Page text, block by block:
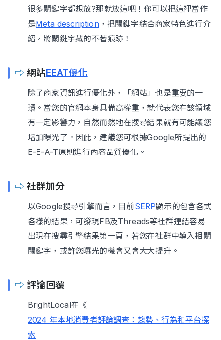
很多關鍵字都想放?那就放這吧！你可以把這裡當作
是Meta description，把關鍵字結合商家特色進行介
紹，將關鍵字藏的不著痕跡！
⇨網站EEAT優化
除了商家資訊進行優化外，「網站」也是重要的一
環。當您的官網本身具備高權重，就代表您在該領域
有一定影響力，自然而然地在搜尋結果就有可能讓您
增加曝光了。因此，建議您可根據Google所提出的
E-E-A-T原則進行內容品質優化。
⇨社群加分
以Google搜尋引擎而言，目前SERP顯示的包含各式
各樣的結果，可發現FB及Threads等社群連結容易
出現在搜尋引擎結果第一頁，若您在社群中導入相關
關鍵字，或許您曝光的機會又會大大提升。
⇨ 評論回覆
BrightLocal在《
2024 年本地消費者評論調查：趨勢、行為和平台探
索